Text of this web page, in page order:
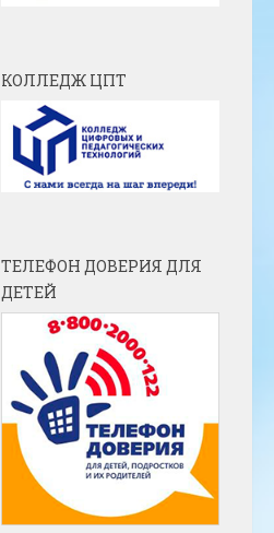
КОЛЛЕДЖ ЦПТ
ТЕЛЕФОН ДОВЕРИЯ ДЛЯ
ДЕТЕЙ